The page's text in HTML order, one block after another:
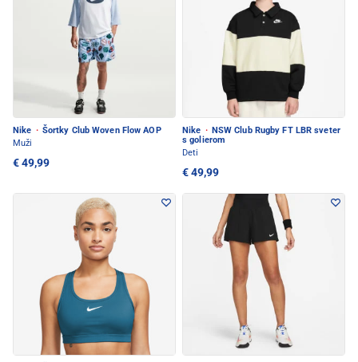
Nike · Šortky Club Woven Flow AOP
Muži
€ 49,99
Nike · NSW Club Rugby FT LBR sveter
s golierom
Deti
€ 49,99